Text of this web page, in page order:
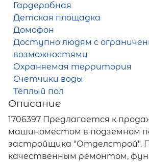
Гардеробная
Детская площадка
Домофон
Доступно людям с
возможностями
Охраняемая территория
Счетчики воды
Тёплый пол
Описание
1706397 Предлагается к
машиноместом в подземном
застройщика "Отделстрой".
качественным ремонтом,